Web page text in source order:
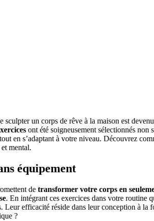
un corps de rêve à la maison est
ont été soigneusement sélectionnés
en s’adaptant à votre niveau. Découvrez
mental.
équipement
de transformer votre corps en
. En intégrant ces exercices dans votre routine
Leur efficacité réside dans leur conception à la
?